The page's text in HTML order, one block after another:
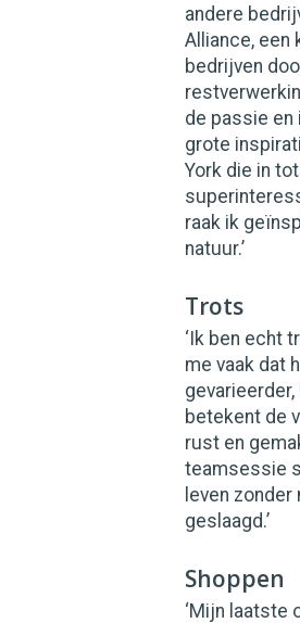
andere
Alliance, een
bedrijven
de passie en
grote
York die in
raak ik
natuur.’
Trots
‘Ik ben echt
me vaak dat
betekent de
rust en
teamsessie
leven
geslaagd.’
Shoppen
‘Mijn laatste